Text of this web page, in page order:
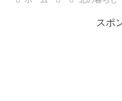
スポ